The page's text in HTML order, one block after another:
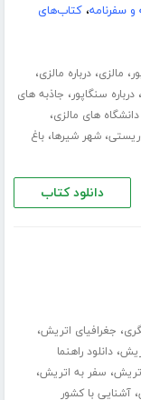
و سفرنامه،کتاب‌های
، مالزی،درباره مالزی،
،درباره سنگاپور، جاذبه های
دانشگاه های مالزی،
،شهر شیرها،باغ
دانلود کتاب
، جغرافیای اتریش،
،دانلود راهنما
، سفر به اتریش،
،آشنایی با کشور